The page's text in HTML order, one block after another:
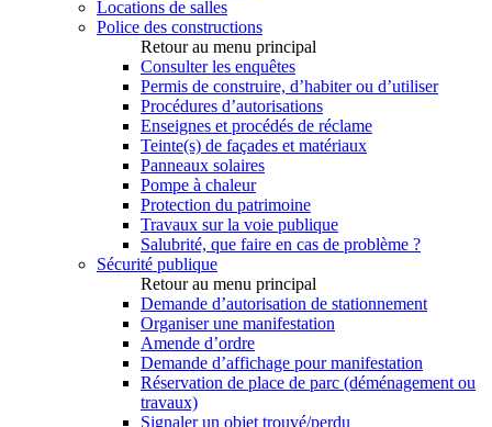
Locations de salles
Police des constructions
Retour au menu principal
Consulter les enquêtes
Permis de construire, d’habiter ou d’utiliser
Procédures d’autorisations
Enseignes et procédés de réclame
Teinte(s) de façades et matériaux
Panneaux solaires
Pompe à chaleur
Protection du patrimoine
Travaux sur la voie publique
Salubrité, que faire en cas de problème ?
Sécurité publique
Retour au menu principal
Demande d’autorisation de stationnement
Organiser une manifestation
Amende d’ordre
Demande d’affichage pour manifestation
Réservation de place de parc (déménagement ou
travaux)
Signaler un objet trouvé/perdu